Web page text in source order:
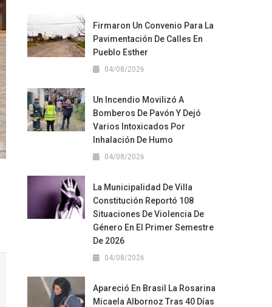
Firmaron Un Convenio Para La
Pavimentación De Calles En
Pueblo Esther
04/08/2026
Un Incendio Movilizó A
Bomberos De Pavón Y Dejó
Varios Intoxicados Por
Inhalación De Humo
04/08/2026
La Municipalidad De Villa
Constitución Reportó 108
Situaciones De Violencia De
Género En El Primer Semestre
De 2026
04/08/2026
Apareció En Brasil La Rosarina
Micaela Albornoz Tras 40 Días